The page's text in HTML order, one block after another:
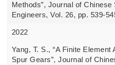
Methods”, Journal of
Engineers, Vol. 26, pp. 539-
2022
Yang, T. S., “A Finite
Spur Gears”, Journal of